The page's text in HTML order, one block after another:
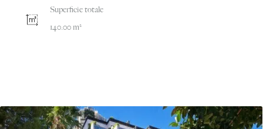
Superficie totale
140.00 m²